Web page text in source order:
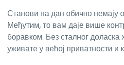
Станови на дан обично немају
Међутим, то вам даје више
боравком. Без сталног доласка
уживате у већој приватности и